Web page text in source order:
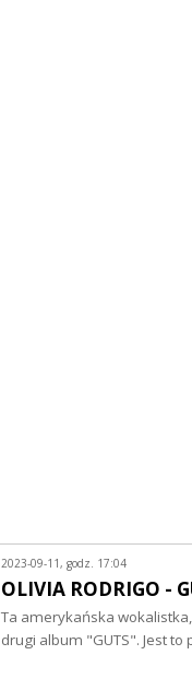
2023-09-11, godz. 17:04
OLIVIA RODRIGO -
Ta amerykańska
drugi album "GUTS". Jest